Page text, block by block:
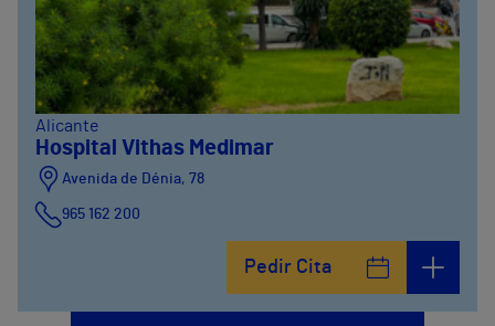
Alicante
Hospital Vithas Medimar
Avenida de Dénia, 78
965 162 200
Pedir Cita